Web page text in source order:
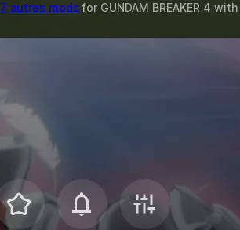
7 autres mods for GUNDAM BREAKER 4 with